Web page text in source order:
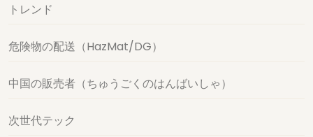
トレンド
危険物の配送（HazMat/DG）
中国の販売者（ちゅうごくのはんばいしゃ）
次世代テック